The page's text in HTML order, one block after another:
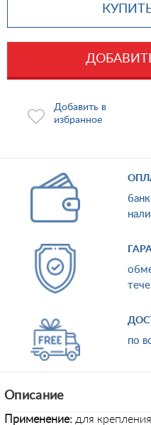
Добавить в
избранное
по
Описание
Применение: для